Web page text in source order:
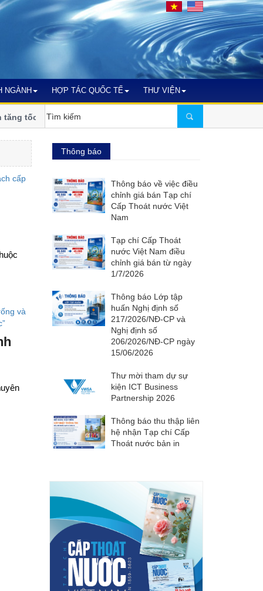
NGÀNH HỢP TÁC QUỐC TẾ THƯ VIỆN
tốc chuyển đổi số, thích ứng biến
VWSA tham dự Triển lãm
2026) tại Malaysia
Thông báo
Thông báo về việc điều
chỉnh giá bán Tạp chí
Cấp Thoát nước Việt
Nam
Tạp chí Cấp Thoát
nước Việt Nam điều
chỉnh giá bán từ ngày
1/7/2026
Thông báo Lớp tập
huấn Nghị định số
217/2026/NĐ-CP và
Nghị định số
206/2026/NĐ-CP ngày
15/06/2026
Thư mời tham dự sự
kiện ICT Business
Partnership 2026
Thông báo thu thập liên
hệ nhận Tạp chí Cấp
Thoát nước bản in